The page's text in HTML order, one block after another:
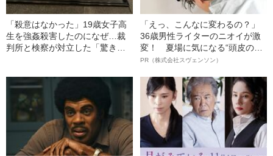
「殺意はなかった」19歳女子高
生を強姦殺害したのになぜ…裁
判所と検察が対立した「驚きの
「えっ、こんなに変わるの？」
36歳男性ライターのニオイが激
変！ 夏場に気になる“頭皮のニ
オイ”や“ベタつき”を解消す
ト”が生み出した徹底ケアとは
PR（株式会社スヴェンソン）